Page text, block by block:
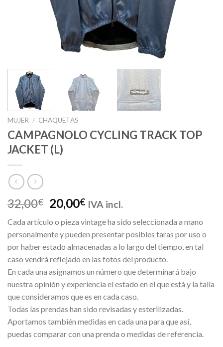
MUJER / CHAQUETAS
CAMPAGNOLO CYCLING TRACK TOP
JACKET (L)
32,00€ El
precio
original
era:
32,00€.
20,00€El
actual
es:
20,00€.
IVA incl.
Cada artículo o pieza vintage ha sido seleccionada a mano
personalmente y pueden presentar posibles taras por uso o
por haber estado almacenadas a lo largo del tiempo, en tal
caso vendrá reflejado en las fotos del producto.
En cada una asignamos un número que determinará bajo
nuestra opinión y experiencia el estado en el que está y la talla
que consideramos que es en cada caso.
Todas las prendas han sido revisadas y esterilizadas.
Aportamos también medidas en cada una para que así,
puedas comparar con una prenda o medidas de referencia.